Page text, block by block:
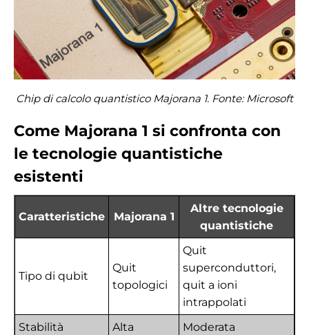
Chip di calcolo quantistico Majorana 1. Fonte: Microsoft
Come Majorana 1 si confronta con
le tecnologie quantistiche
esistenti
Caratteristiche Majorana 1
Altre tecnologie
quantistiche
Tipo di qubit
Quit
topologici
Quit
superconduttori,
quit a ioni
intrappolati
Stabilità
Alta
Moderata